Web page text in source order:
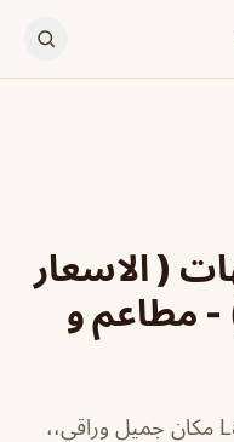
( الاسعار
- مطاعم و
مطعم لافوندو سيهات La Fondue مكان جميل وراقي،،